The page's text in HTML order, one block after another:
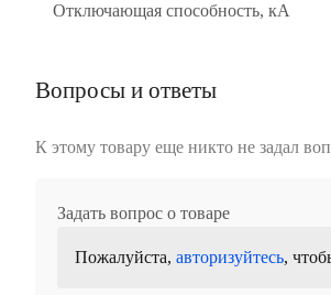
Отключающая способность, кА
Вопросы и ответы
К этому товару еще никто не задал
Задать вопрос о товаре
Пожалуйста, авторизуйтесь,